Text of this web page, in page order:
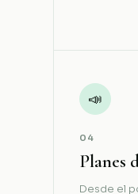
📣
04
Planes
Desde el